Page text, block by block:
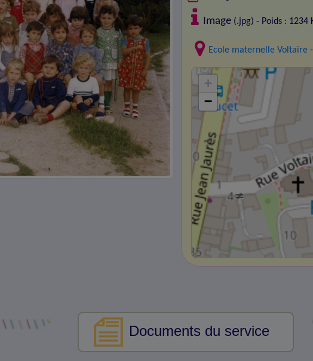
Image (.jpg) - Poids : 1234
Ecole maternelle Voltaire
+
−
Documents du service